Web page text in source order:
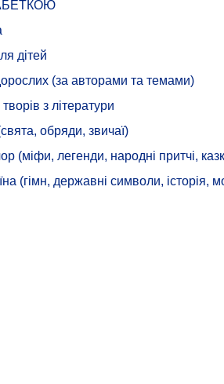
дітей
(за авторами та темами)
з літератури
обряди, звичаї)
(міфи, легенди, народні притчі,
(гімн, державні символи, історія,